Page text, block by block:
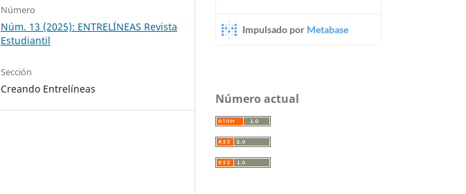
Número
Núm. 13 (2025): ENTRELÍNEAS Revista
Estudiantil
Sección
Creando Entrelíneas
Número actual